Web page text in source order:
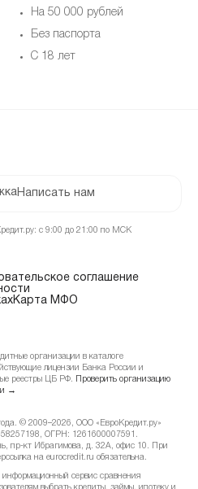
На 50 000 рублей
Без паспорта
С 18 лет
Написать нам
с 9:00 до 21:00 по МСК
соглашение
Карта МФО
организации в каталоге
лицензии Банка России и
реестры ЦБ РФ.
Проверить организацию
→
© 2009–2026, ООО «ЕвроКредит.ру»
ОГРН: 1261600007591.
пр-кт Ибрагимова, д. 32А, офис 10. При
на eurocredit.ru обязательна.
сервис сравнения